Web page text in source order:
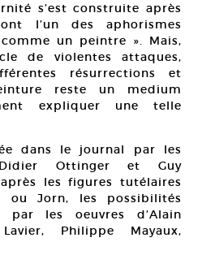
s’est construite après
l’un des aphorismes
un peintre ». Mais,
de violentes attaques,
résurrections et
reste un medium
expliquer une telle
dans le journal par les
Ottinger et Guy
les figures tutélaires
ou Jorn, les possibilités
par les oeuvres d’Alain
Philippe Mayaux,